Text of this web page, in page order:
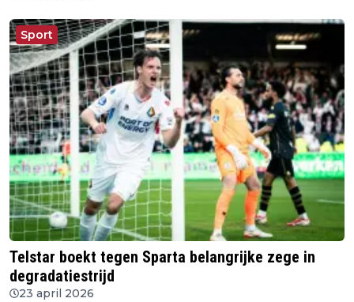
Sport
Telstar boekt tegen Sparta belangrijke zege in
degradatiestrijd
23 april 2026